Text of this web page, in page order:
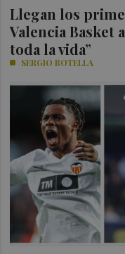
Llegan los
Valencia Basket
toda la vida”
SERGIO BOTELLA